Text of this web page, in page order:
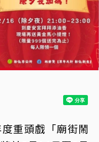
重頭戲「廟街鬧